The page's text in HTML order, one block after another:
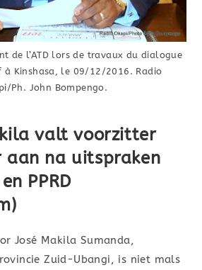
de l’ATD lors de travaux du dialogue
Kinshasa, le 09/12/2016. Radio
Ph. John Bompengo.
valt voorzitter
aan na uitspraken
PPRD
José Makila Sumanda,
Zuid-Ubangi, is niet mals